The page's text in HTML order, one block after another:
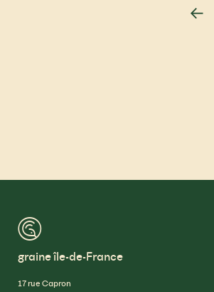
™
graine île-de-France
17 rue Capron